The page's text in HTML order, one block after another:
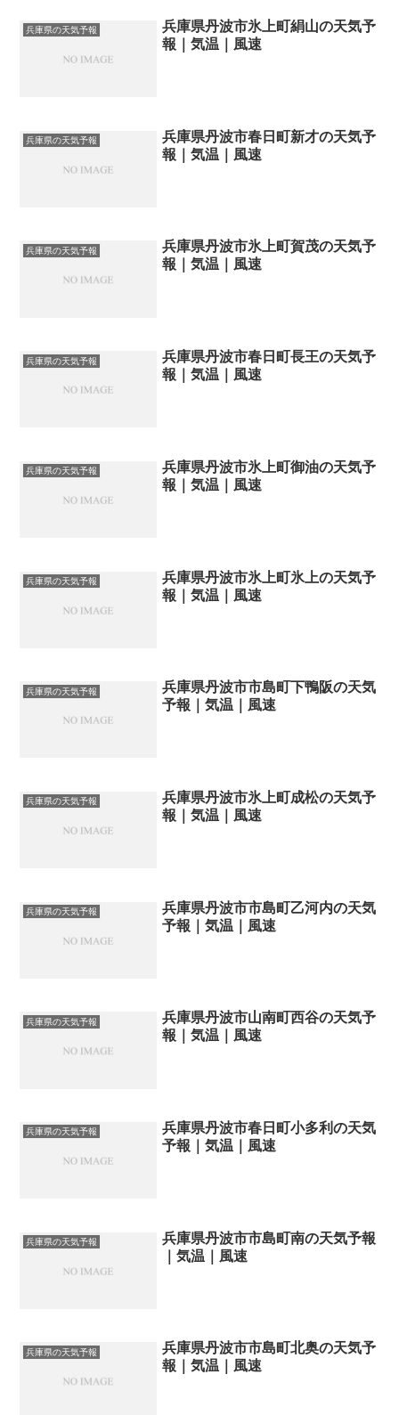
兵庫県の天気予報
兵庫県丹波市氷上町絹山の天気予
報｜気温｜風速
兵庫県の天気予報
兵庫県丹波市春日町新才の天気予
報｜気温｜風速
兵庫県の天気予報
兵庫県丹波市氷上町賀茂の天気予
報｜気温｜風速
兵庫県の天気予報
兵庫県丹波市春日町長王の天気予
報｜気温｜風速
兵庫県の天気予報
兵庫県丹波市氷上町御油の天気予
報｜気温｜風速
兵庫県の天気予報
兵庫県丹波市氷上町氷上の天気予
報｜気温｜風速
兵庫県の天気予報
兵庫県丹波市市島町下鴨阪の天気
予報｜気温｜風速
兵庫県の天気予報
兵庫県丹波市氷上町成松の天気予
報｜気温｜風速
兵庫県の天気予報
兵庫県丹波市市島町乙河内の天気
予報｜気温｜風速
兵庫県の天気予報
兵庫県丹波市山南町西谷の天気予
報｜気温｜風速
兵庫県の天気予報
兵庫県丹波市春日町小多利の天気
予報｜気温｜風速
兵庫県の天気予報
兵庫県丹波市市島町南の天気予報
｜気温｜風速
兵庫県の天気予報
兵庫県丹波市市島町北奥の天気予
報｜気温｜風速